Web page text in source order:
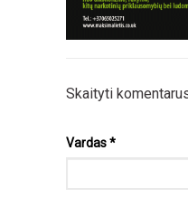
Skaityti
Vardas*